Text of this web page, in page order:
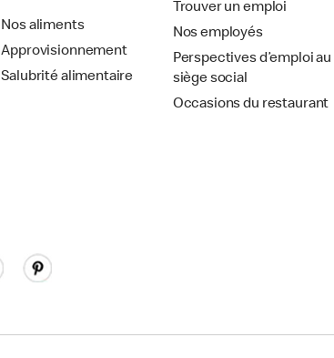
Nos aliments
Approvisionnement
Salubrité alimentaire
Trouver un emploi
Nos employés
Perspectives d’emploi au
siège social
Occasions du restaurant